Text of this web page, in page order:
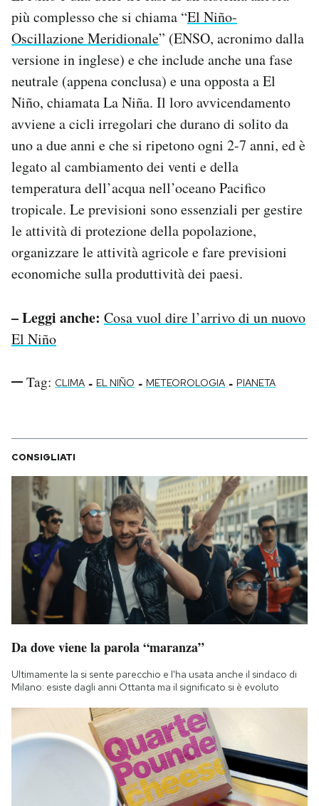
più complesso che si chiama “El Niño-
Oscillazione Meridionale” (ENSO, acronimo dalla
versione in inglese) e che include anche una fase
neutrale (appena conclusa) e una opposta a El
Niño, chiamata La Niña. Il loro avvicendamento
avviene a cicli irregolari che durano di solito da
uno a due anni e che si ripetono ogni 2-7 anni, ed è
legato al cambiamento dei venti e della
temperatura dell’acqua nell’oceano Pacifico
tropicale. Le previsioni sono essenziali per gestire
le attività di protezione della popolazione,
organizzare le attività agricole e fare previsioni
economiche sulla produttività dei paesi.
– Leggi anche: Cosa vuol dire l’arrivo di un nuovo
El Niño
Tag: CLIMA - EL NIÑO - METEOROLOGIA - PIANETA
CONSIGLIATI
Da dove viene la parola “maranza”
Ultimamente la si sente parecchio e l'ha usata anche il sindaco di
Milano: esiste dagli anni Ottanta ma il significato si è evoluto